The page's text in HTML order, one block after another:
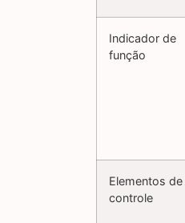
Indicador de
função
Elementos de
controle